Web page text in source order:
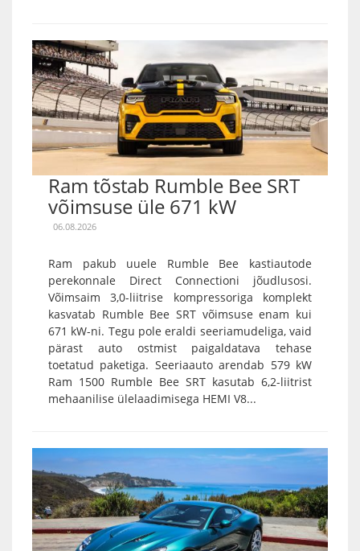
Ram tõstab Rumble Bee SRT
võimsuse üle 671 kW
06.08.2026
Ram pakub uuele Rumble Bee kastiautode
perekonnale Direct Connectioni jõudlusosi.
Võimsaim 3,0-liitrise kompressoriga komplekt
kasvatab Rumble Bee SRT võimsuse enam kui
671 kW-ni. Tegu pole eraldi seeriamudeliga, vaid
pärast auto ostmist paigaldatava tehase
toetatud paketiga. Seeriaauto arendab 579 kW
Ram 1500 Rumble Bee SRT kasutab 6,2-liitrist
mehaanilise ülelaadimisega HEMI V8...